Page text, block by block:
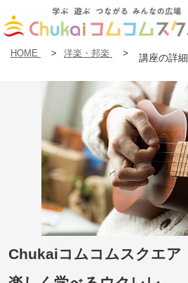
HOME > 洋楽・邦楽 > 講座の詳細
Chukaiコムコムスクエア